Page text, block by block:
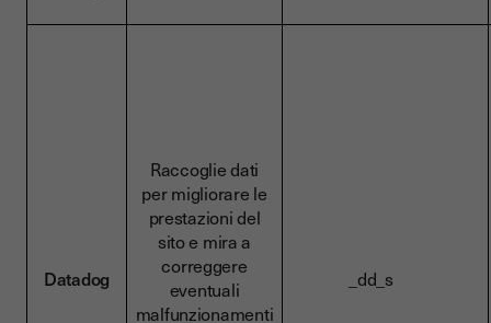
Datadog
Raccoglie dati
per migliorare le
prestazioni del
sito e mira a
correggere
eventuali
malfunzionamenti
_dd_s